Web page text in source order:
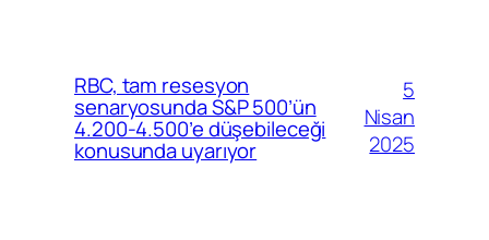
RBC, tam resesyon
senaryosunda S&P 500’ün
4.200-4.500’e düşebileceği
konusunda uyarıyor
5
Nisan
2025